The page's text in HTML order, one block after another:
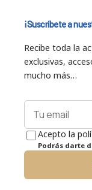
¡Suscríbete a
Recibe toda la
exclusivas,
mucho más…
Acepto la
Podrás darte